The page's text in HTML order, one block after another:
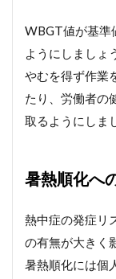
WBGT値が基準
ようにしましょ
やむを得ず作業
たり、労働者の
取るようにしま
暑熱順化へ
熱中症の発症リ
の有無が大きく
暑熱順化には個